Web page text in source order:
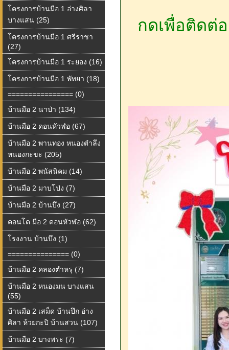
โครงการบ้านมือ 1 อ่างศิลา
บางแสน (25)
โครงการบ้านมือ 1 ศรีราชา
(27)
โครงการบ้านมือ 1 ระยอง (16)
โครงการบ้านมือ 1 พัทยา (18)
================ (0)
บ้านมือ 2 นาป่า (134)
บ้านมือ 2 ดอนหัวฬอ (67)
บ้านมือ 2 พานทอง หนองตำลึง
หนองกะขะ (205)
บ้านมือ 2 พนัสนิคม (14)
บ้านมือ 2 มาบโป่ง (7)
บ้านมือ 2 บ้านบึง (27)
คอนโด มือ 2 ดอนหัวฬอ (62)
โรงงาน บ้านบึง (1)
=============== (0)
บ้านมือ 2 คลองตำหรุ (7)
บ้านมือ 2 หนองมน บางแสน
(55)
บ้านมือ 2 เสม็ด บ้านปึก อ่าง
ศิลา ห้วยกะปิ บ้านสวน (107)
บ้านมือ 2 บางพระ (7)
กดเพื่อติดต่อ